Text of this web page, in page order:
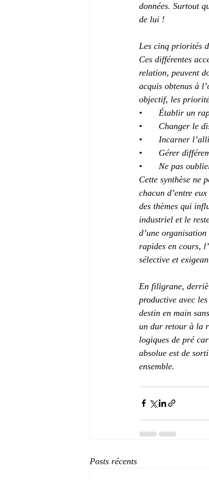
données. Surtout
de lui !
Les cinq priorités
Ces différentes
relation, peuvent
acquis obtenus à
objectif, les
•	Établir un
•	Changer le
•	Incarner
•	Gérer
•	Ne pas
Cette synthèse ne
chacun d’entre
des thèmes qui
industriel et le
d’une
rapides en cours,
sélective et
En filigrane,
productive avec
destin en main
un dur retour à la
logiques de pré
absolue est de
ensemble.
Posts récents